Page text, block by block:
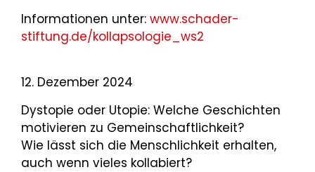
Informationen unter: www.schader-
stiftung.de/kollapsologie_ws2
12. Dezember 2024
Dystopie oder Utopie: Welche Geschichten
motivieren zu Gemeinschaftlichkeit?
Wie lässt sich die Menschlichkeit erhalten,
auch wenn vieles kollabiert?